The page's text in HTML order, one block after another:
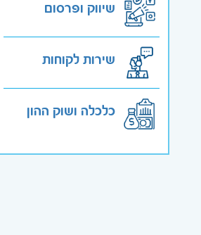
שיווק ופרסום
שירות לקוחות
כלכלה ושוק ההון